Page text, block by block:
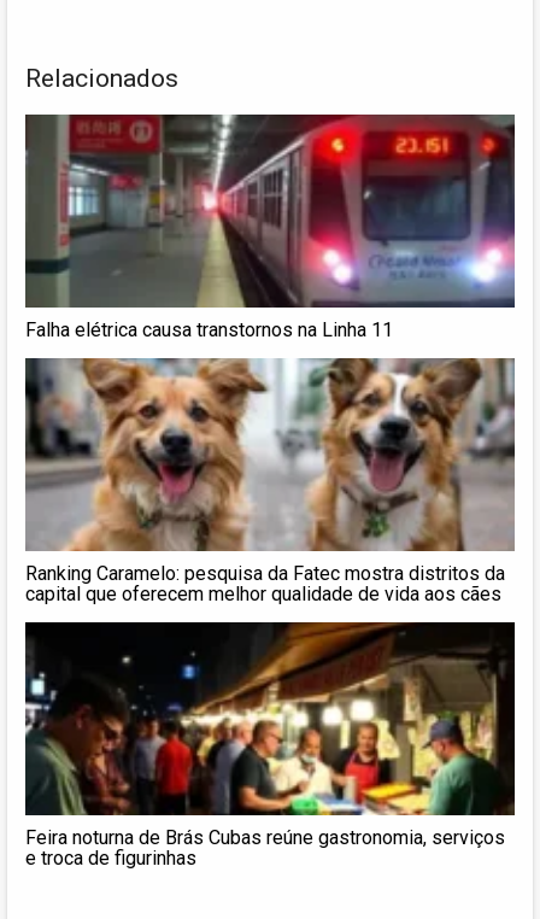
Relacionados
Falha elétrica causa transtornos na Linha 11
Ranking Caramelo: pesquisa da Fatec mostra distritos da
capital que oferecem melhor qualidade de vida aos cães
Feira noturna de Brás Cubas reúne gastronomia, serviços
e troca de figurinhas